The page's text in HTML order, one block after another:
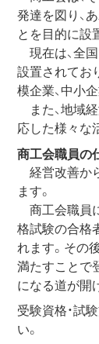
発達を図り、
とを目的に設
現在は、全
設置されてお
模企業、中小
また、地域
応した様々な
商工会職員の
経営改善か
ます。
商工会職員
格試験の合格
れます。その
満たすことで
になる道が開
受験資格・試
い。